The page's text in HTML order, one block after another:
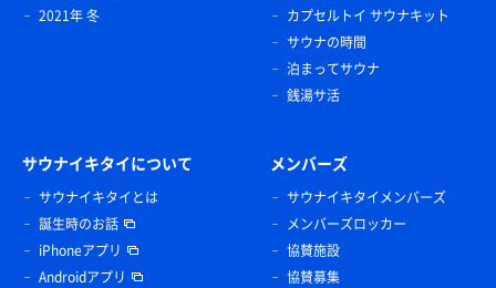
2021年 冬
カプセルトイ サウナキット
サウナの時間
泊まってサウナ
銭湯サ活
サウナイキタイについて
サウナイキタイとは
誕生時のお話
iPhoneアプリ
Androidアプリ
メンバーズ
サウナイキタイメンバーズ
メンバーズロッカー
協賛施設
協賛募集